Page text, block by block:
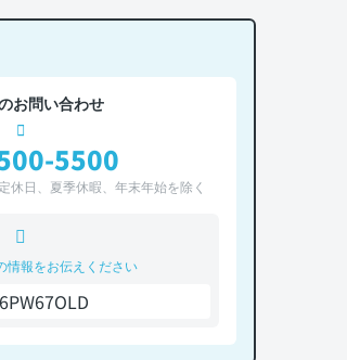
お問い合わせ
5500
休日、夏季休暇、年末年始を除く
情報をお伝えください
6PW67OLD